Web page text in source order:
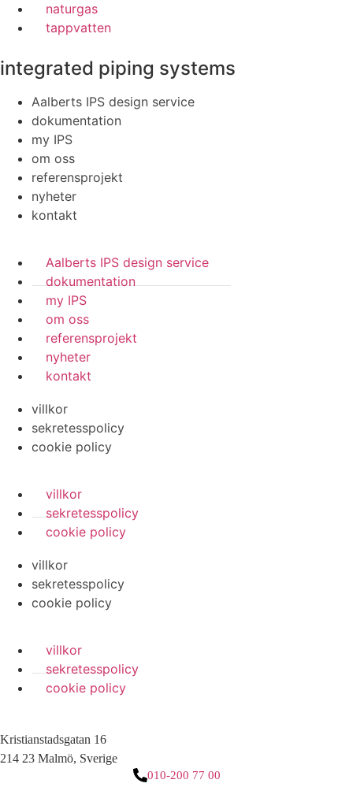
naturgas
tappvatten
integrated piping systems
Aalberts IPS design service
dokumentation
my IPS
om oss
referensprojekt
nyheter
kontakt
Aalberts IPS design service
dokumentation
my IPS
om oss
referensprojekt
nyheter
kontakt
villkor
sekretesspolicy
cookie policy
villkor
sekretesspolicy
cookie policy
villkor
sekretesspolicy
cookie policy
villkor
sekretesspolicy
cookie policy
Kristianstadsgatan 16
214 23 Malmö, Sverige
010-200 77 00